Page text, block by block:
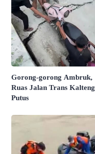
Gorong-gorong Ambruk,
Ruas Jalan Trans Kalteng
Putus